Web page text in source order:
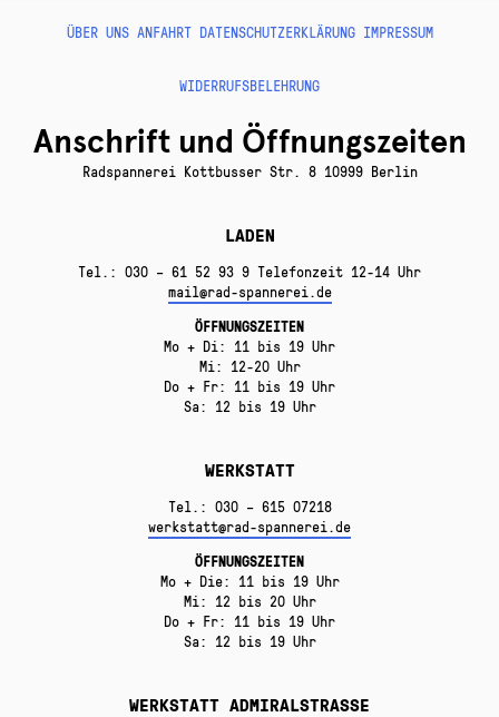
ÜBER UNS ANFAHRT DATENSCHUTZERKLÄRUNG IMPRESSUM
WIDERRUFSBELEHRUNG
Anschrift und Öffnungszeiten
Radspannerei Kottbusser Str. 8 10999 Berlin
LADEN
Tel.: 030 – 61 52 93 9 Telefonzeit 12-14 Uhr
mail@rad-spannerei.de
ÖFFNUNGSZEITEN
Mo + Di: 11 bis 19 Uhr
Mi: 12-20 Uhr
Do + Fr: 11 bis 19 Uhr
Sa: 12 bis 19 Uhr
WERKSTATT
Tel.: 030 – 615 07218
werkstatt@rad-spannerei.de
ÖFFNUNGSZEITEN
Mo + Die: 11 bis 19 Uhr
Mi: 12 bis 20 Uhr
Do + Fr: 11 bis 19 Uhr
Sa: 12 bis 19 Uhr
WERKSTATT ADMIRALSTRASSE